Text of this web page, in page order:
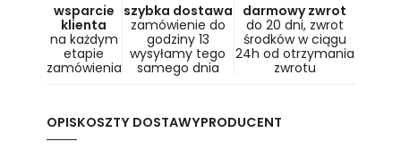
wsparcie
klienta
na każdym
etapie
zamówienia
szybka dostawa
zamówienie do
godziny 13
wysyłamy tego
samego dnia
darmowy zwrot
do 20 dni, zwrot
środków w ciągu
24h od otrzymania
zwrotu
OPISKOSZTY DOSTAWYPRODUCENT